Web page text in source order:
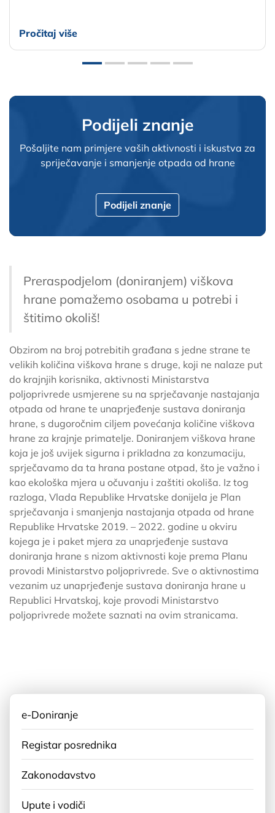
e-Doniranje
Registar posrednika
Zakonodavstvo
Upute i vodiči
Pročitaj više
Podijeli znanje
Pošaljite nam primjere vaših aktivnosti i iskustva za
spriječavanje i smanjenje otpada od hrane
Podijeli znanje
Preraspodjelom (doniranjem) viškova
hrane pomažemo osobama u potrebi i
štitimo okoliš!
Obzirom na broj potrebitih građana s jedne strane te
velikih količina viškova hrane s druge, koji ne nalaze put
do krajnjih korisnika, aktivnosti Ministarstva
poljoprivrede usmjerene su na sprječavanje nastajanja
otpada od hrane te unaprjeđenje sustava doniranja
hrane, s dugoročnim ciljem povećanja količine viškova
hrane za krajnje primatelje. Doniranjem viškova hrane
koja je još uvijek sigurna i prikladna za konzumaciju,
sprječavamo da ta hrana postane otpad, što je važno i
kao ekološka mjera u očuvanju i zaštiti okoliša. Iz tog
razloga, Vlada Republike Hrvatske donijela je Plan
sprječavanja i smanjenja nastajanja otpada od hrane
Republike Hrvatske 2019. – 2022. godine u okviru
kojega je i paket mjera za unaprjeđenje sustava
doniranja hrane s nizom aktivnosti koje prema Planu
provodi Ministarstvo poljoprivrede. Sve o aktivnostima
vezanim uz unaprjeđenje sustava doniranja hrane u
Republici Hrvatskoj, koje provodi Ministarstvo
poljoprivrede možete saznati na ovim stranicama.